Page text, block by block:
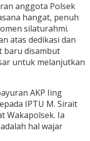
anggota Polsek
hangat, penuh
silaturahmi.
atas dedikasi dan
baru disambut
untuk melanjutkan
AKP Iing
IPTU M. Sirait
Wakapolsek. Ia
hal wajar